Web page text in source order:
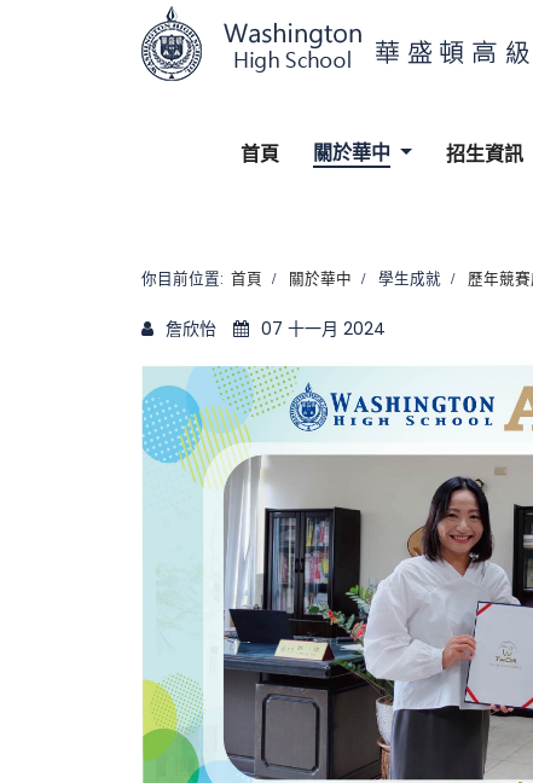
首頁 關於華中 招生資訊
你目前位置: 首頁 關於華中 學生成就 歷年競
詹欣怡 07 十一月 2024